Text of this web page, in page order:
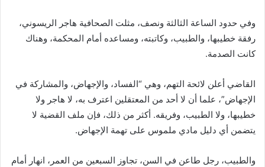
وفي حدود الساعة الثالثة ونصف، مثلت الصحافية هاجر الريسوني،
رفقة خطيبها، والطبيب، وكاتبته، ومساعده أمام المحكمة، وهناك
كانت الصدمة.
القاضي أعلن لائحة التهم، وهي “الفساد، والإجهاض، والمشاركة في
الإجهاض”، علما أن لا أحد من المعتقلين اعترف به، لا هاجر ولا
خطيبها، ولا الطبيب، وفريقه. أكثر من ذلك، فإن ملف القضية لا
يتضمن أي دليل مادي ملموس على تهمة الإجهاض.
والطبيب، رجل طاعن في السن، تجاوز السبعين من العمر، انهار أمام